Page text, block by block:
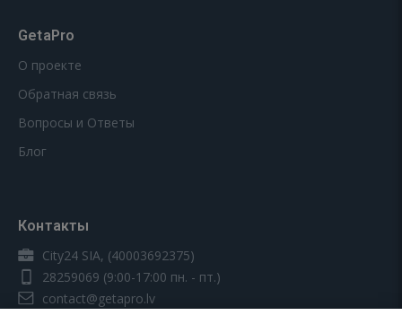
GetaPro
О проекте
Обратная связь
Вопросы и Ответы
Блог
Контакты
City24 SIA, (40003692375)
28259069 (9:00-17:00 пн. - пт.)
contact@getapro.lv